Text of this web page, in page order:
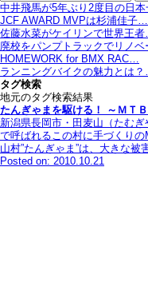
中井飛馬が5年ぶり2度目の日本
JCF AWARD MVPは杉浦佳子…
佐藤水菜がケイリンで世界王者
廃校をパンプトラックでリノベ
HOMEWORK for BMX RAC…
ランニングバイクの魅力とは？
タグ検索
地元のタグ検索結果
たんぎゃまを駆ける！ ～ＭＴ
新潟県長岡市・田麦山（たむ
で呼ばれるこの村に手づくり
山村”たんぎゃま”は、大きな被
Posted on: 2010.10.21